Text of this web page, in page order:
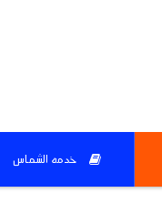
خدمه الشماس